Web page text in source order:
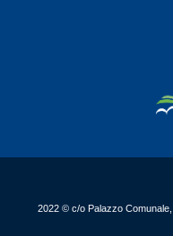
2022 © c/o Palazzo Comunale,